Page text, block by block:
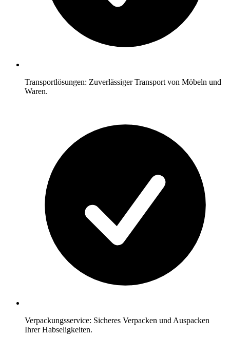
Transportlösungen: Zuverlässiger Transport von Möbeln und
Waren.
Verpackungsservice: Sicheres Verpacken und Auspacken
Ihrer Habseligkeiten.